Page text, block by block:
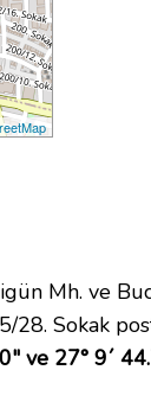
Mh. ve
Sokak
ve 27° 9´